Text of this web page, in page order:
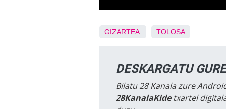
GIZARTEA TOLOSA
DESKARGATU
Bilatu 28 Kanala zure
28KanalaKidetxartel